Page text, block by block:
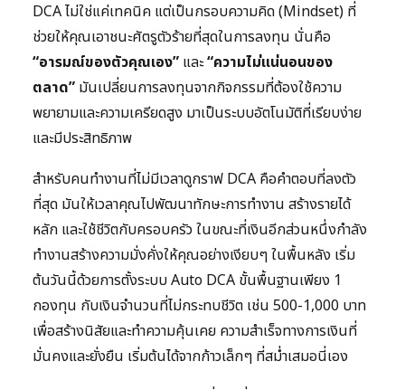
DCA ไม่ใช่แค่เทคนิค แต่เป็นกรอบความคิด (Mindset) ที่
ช่วยให้คุณเอาชนะศัตรูตัวร้ายที่สุดในการลงทุน นั่นคือ
“อารมณ์ของตัวคุณเอง” และ“ความไม่แน่นอนของ
ตลาด” มันเปลี่ยนการลงทุนจากกิจกรรมที่ต้องใช้ความ
พยายามและความเครียดสูง มาเป็นระบบอัตโนมัติที่เรียบง่าย
และมีประสิทธิภาพ
สำหรับคนทำงานที่ไม่มีเวลาดูกราฟ DCA คือคำตอบที่ลงตัว
ที่สุด มันให้เวลาคุณไปพัฒนาทักษะการทำงาน สร้างรายได้
หลัก และใช้ชีวิตกับครอบครัว ในขณะที่เงินอีกส่วนหนึ่งกำลัง
ทำงานสร้างความมั่งคั่งให้คุณอย่างเงียบๆ ในพื้นหลัง เริ่ม
ต้นวันนี้ด้วยการตั้งระบบ Auto DCA ขั้นพื้นฐานเพียง 1
กองทุน กับเงินจำนวนที่ไม่กระทบชีวิต เช่น 500-1,000 บาท
เพื่อสร้างนิสัยและทำความคุ้นเคย ความสำเร็จทางการเงินที่
มั่นคงและยั่งยืน เริ่มต้นได้จากก้าวเล็กๆ ที่สม่ำเสมอนี่เอง